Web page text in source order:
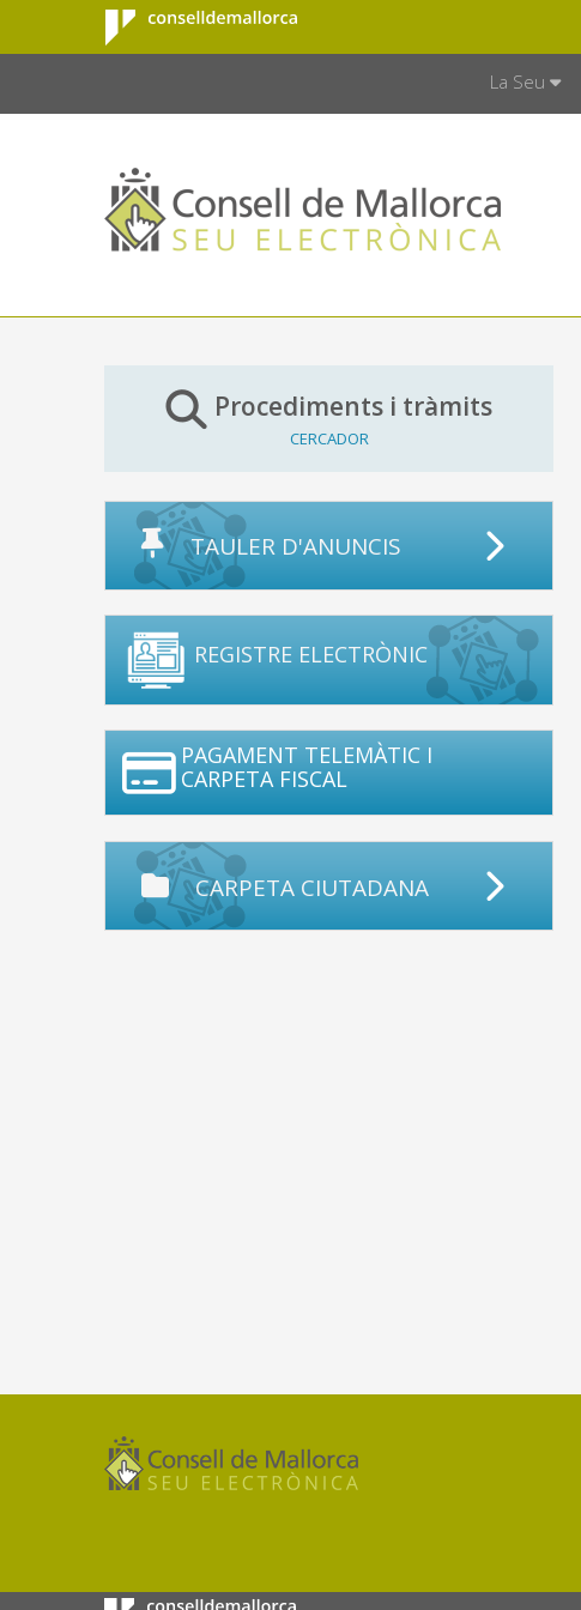
Salta al contingut principal
Consell de
Mallorca
La Seu
Procediments i tràmits
CERCADOR
TAULER D'ANUNCIS
REGISTRE ELECTRÒNIC
PAGAMENT TELEMÀTIC I
CARPETA FISCAL
CARPETA CIUTADANA